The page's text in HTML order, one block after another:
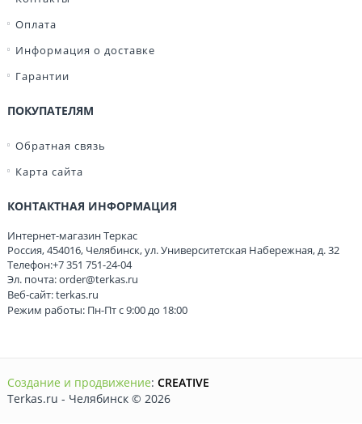
Оплата
Информация о доставке
Гарантии
ПОКУПАТЕЛЯМ
Обратная связь
Карта сайта
КОНТАКТНАЯ ИНФОРМАЦИЯ
Интернет-магазин Теркас
Россия,454016, Челябинск,ул. Университетская Набережная, д. 32
Телефон:+7 351 751-24-04
Эл. почта:order@terkas.ru
Веб-сайт:terkas.ru
Режим работы: Пн-Пт с 9:00 до 18:00
Создание и продвижение: CREATIVE
Terkas.ru - Челябинск © 2026